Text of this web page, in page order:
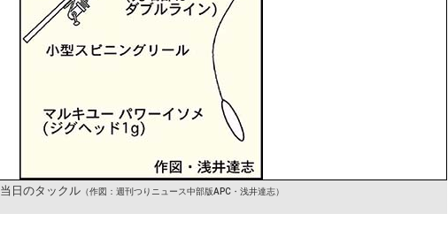
当日のタックル（作図：週刊つりニュース中部版APC・浅井達志）